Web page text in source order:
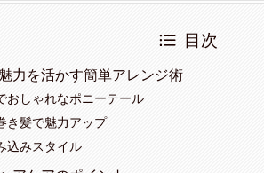
目次
力を活かす簡単アレンジ術
おしゃれなポニーテール
き髪で魅力アップ
込みスタイル